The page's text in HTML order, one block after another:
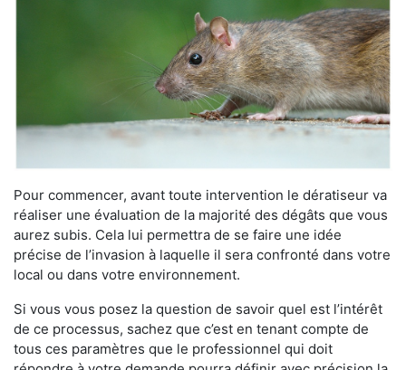
Pour commencer, avant toute intervention le dératiseur va
réaliser une évaluation de la majorité des dégâts que vous
aurez subis. Cela lui permettra de se faire une idée
précise de l’invasion à laquelle il sera confronté dans votre
local ou dans votre environnement.
Si vous vous posez la question de savoir quel est l’intérêt
de ce processus, sachez que c’est en tenant compte de
tous ces paramètres que le professionnel qui doit